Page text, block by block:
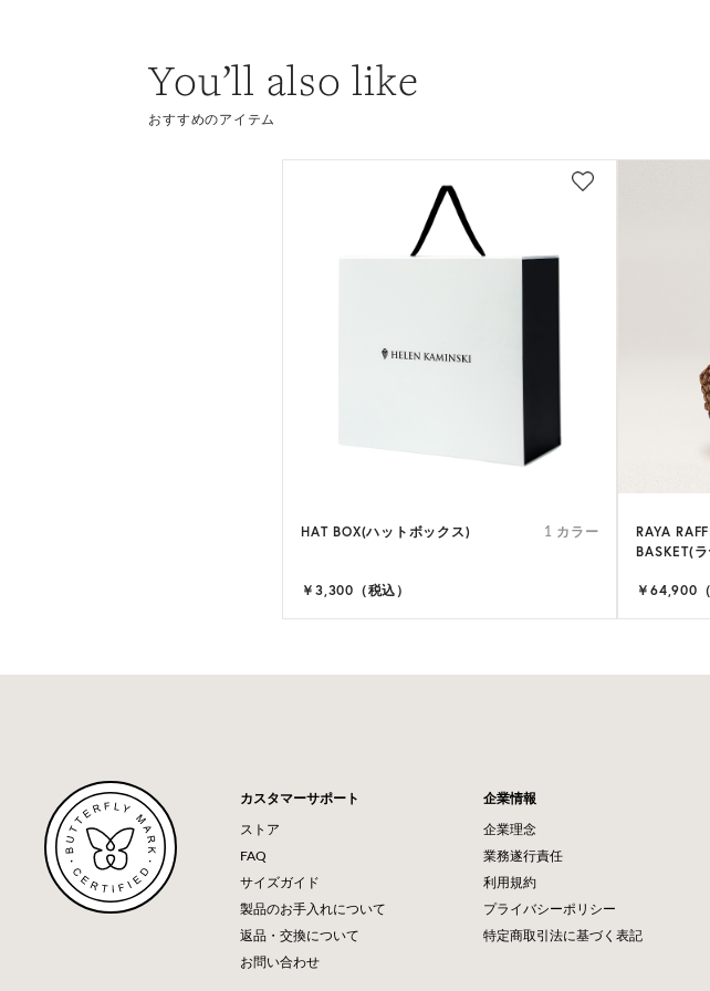
You’ll also like
おすすめのアイテム
HAT BOX(ハットボックス) 1 カラー
￥3,300（税込）
RAYA
BASKET(
￥64,900（
カスタマーサポート
ストア
FAQ
サイズガイド
製品のお手入れについて
返品・交換について
お問い合わせ
企業情報
企業理念
業務遂行責任
利用規約
プライバシーポリシー
特定商取引法に基づく表記